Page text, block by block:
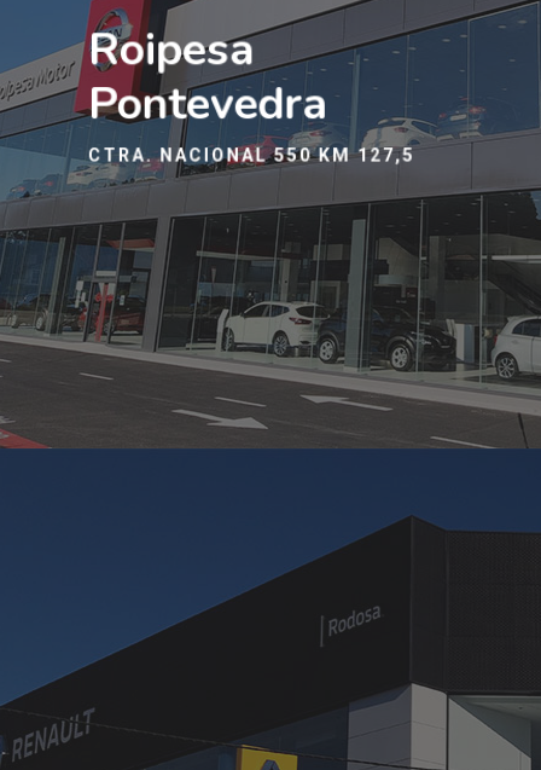
Roipesa
Pontevedra
CTRA. NACIONAL 550 KM 127,5